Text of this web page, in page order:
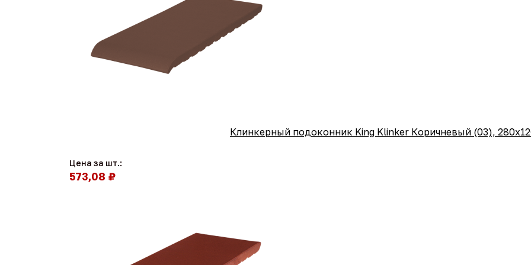
Клинкерный подоконник King Klinker Коричневый (03),
Цена за шт.:
573,08 ₽